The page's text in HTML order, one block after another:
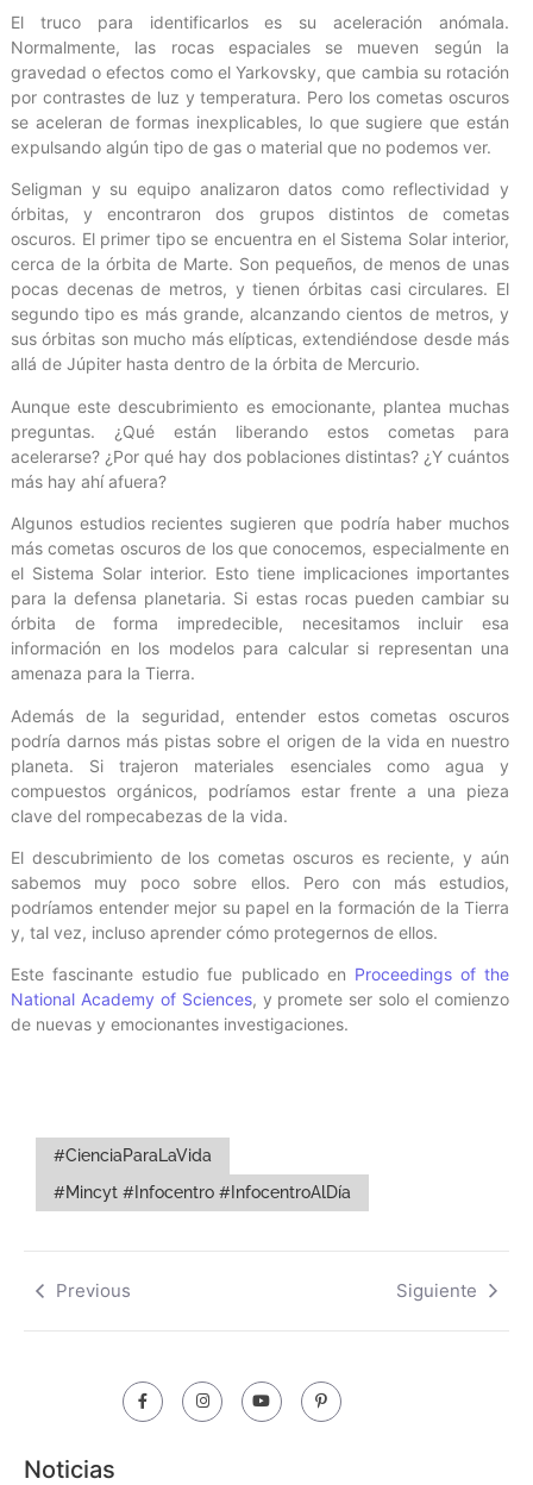
El truco para identificarlos es su aceleración anómala.
Normalmente, las rocas espaciales se mueven según la
gravedad o efectos como el Yarkovsky, que cambia su rotación
por contrastes de luz y temperatura. Pero los cometas oscuros
se aceleran de formas inexplicables, lo que sugiere que están
expulsando algún tipo de gas o material que no podemos ver.
Seligman y su equipo analizaron datos como reflectividad y
órbitas, y encontraron dos grupos distintos de cometas
oscuros. El primer tipo se encuentra en el Sistema Solar interior,
cerca de la órbita de Marte. Son pequeños, de menos de unas
pocas decenas de metros, y tienen órbitas casi circulares. El
segundo tipo es más grande, alcanzando cientos de metros, y
sus órbitas son mucho más elípticas, extendiéndose desde más
allá de Júpiter hasta dentro de la órbita de Mercurio.
Aunque este descubrimiento es emocionante, plantea muchas
preguntas. ¿Qué están liberando estos cometas para
acelerarse? ¿Por qué hay dos poblaciones distintas? ¿Y cuántos
más hay ahí afuera?
Algunos estudios recientes sugieren que podría haber muchos
más cometas oscuros de los que conocemos, especialmente en
el Sistema Solar interior. Esto tiene implicaciones importantes
para la defensa planetaria. Si estas rocas pueden cambiar su
órbita de forma impredecible, necesitamos incluir esa
información en los modelos para calcular si representan una
amenaza para la Tierra.
Además de la seguridad, entender estos cometas oscuros
podría darnos más pistas sobre el origen de la vida en nuestro
planeta. Si trajeron materiales esenciales como agua y
compuestos orgánicos, podríamos estar frente a una pieza
clave del rompecabezas de la vida.
El descubrimiento de los cometas oscuros es reciente, y aún
sabemos muy poco sobre ellos. Pero con más estudios,
podríamos entender mejor su papel en la formación de la Tierra
y, tal vez, incluso aprender cómo protegernos de ellos.
Este fascinante estudio fue publicado en Proceedings of the
National Academy of Sciences, y promete ser solo el comienzo
de nuevas y emocionantes investigaciones.
#CienciaParaLaVida
#Mincyt #Infocentro #InfocentroAlDía
Previous Siguiente
Noticias